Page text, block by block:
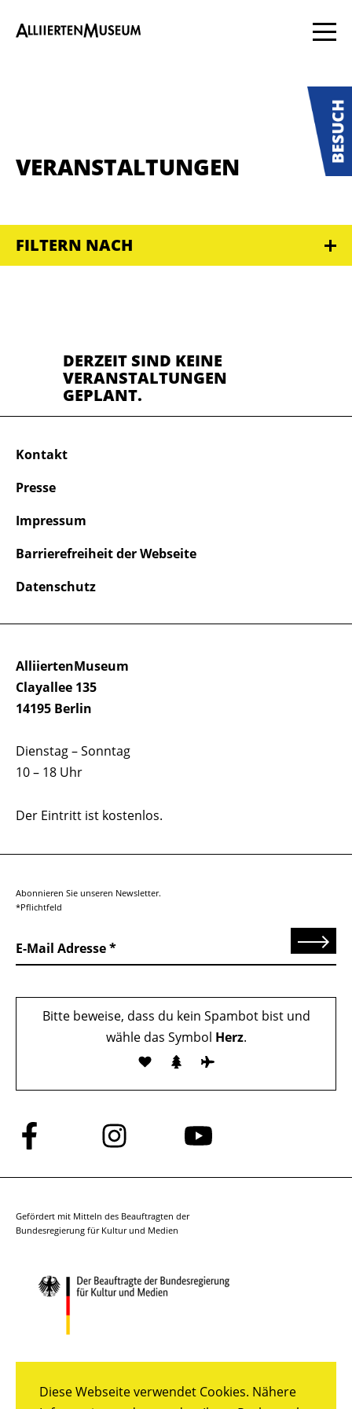
Diese Webseite verwendet Cookies. Nähere
VERANSTALTUNGEN
FILTERN NACH
DERZEIT SIND KEINE
VERANSTALTUNGEN
GEPLANT.
AlliiertenMuseum
Clayallee 135
14195 Berlin
Dienstag – Sonntag
10 – 18 Uhr
Der Eintritt ist kostenlos.
Kontakt
Presse
Impressum
Barrierefreiheit der Webseite
Datenschutz
Abonnieren Sie unseren Newsletter.
*Pflichtfeld
E-Mail Adresse Senden
Bitte beweise, dass du kein Spambot bist und
wähle das Symbol Herz.
Folge
uns
auf
Folge
uns
auf
Folge
auf
Gefördert mit Mitteln des Beauftragten der
Bundesregierung für Kultur und Medien